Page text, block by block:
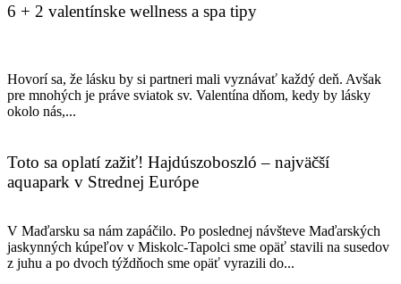
6 + 2 valentínske wellness a spa tipy
Hovorí sa, že lásku by si partneri mali vyznávať každý deň. Avšak
pre mnohých je práve sviatok sv. Valentína dňom, kedy by lásky
okolo nás,...
Toto sa oplatí zažiť! Hajdúszoboszló – najväčší
aquapark v Strednej Európe
V Maďarsku sa nám zapáčilo. Po poslednej návšteve Maďarských
jaskynných kúpeľov v Miskolc-Tapolci sme opäť stavili na susedov
z juhu a po dvoch týždňoch sme opäť vyrazili do...